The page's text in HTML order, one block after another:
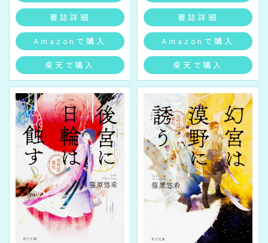
書誌詳細
Amazonで購入
楽天で購入
書誌詳細
Amazonで購入
楽天で購入